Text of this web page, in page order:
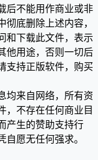
后不能用作商业或非
彻底删除上述内容，
和下载此文件，表示
他用途，否则一切后
支持正版软件，购买
均来自网络，所有资
，不存在任何商业目
产生的赞助支持行
愿无任何强求。